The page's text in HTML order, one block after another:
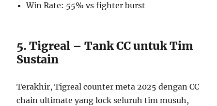
Win Rate: 55% vs fighter burst
5. Tigreal – Tank CC untuk Tim
Sustain
Terakhir, Tigreal counter meta 2025 dengan CC
chain ultimate yang lock seluruh tim musuh,